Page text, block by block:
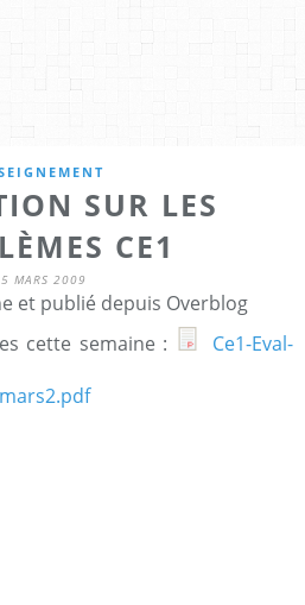
SUR LES
CE1
MARS 2009
et publié depuis Overblog
cette semaine :
Ce1-Eval-